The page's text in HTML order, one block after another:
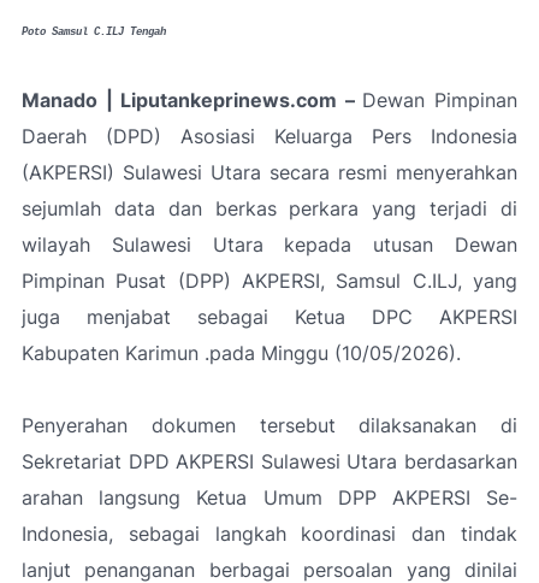
Poto Samsul C.ILJ Tengah
Manado | Liputankeprinews.com – Dewan Pimpinan
Daerah (DPD) Asosiasi Keluarga Pers Indonesia
(AKPERSI) Sulawesi Utara secara resmi menyerahkan
sejumlah data dan berkas perkara yang terjadi di
wilayah Sulawesi Utara kepada utusan Dewan
Pimpinan Pusat (DPP) AKPERSI, Samsul C.ILJ, yang
juga menjabat sebagai Ketua DPC AKPERSI
Kabupaten Karimun .pada Minggu (10/05/2026).
Penyerahan dokumen tersebut dilaksanakan di
Sekretariat DPD AKPERSI Sulawesi Utara berdasarkan
arahan langsung Ketua Umum DPP AKPERSI Se-
Indonesia, sebagai langkah koordinasi dan tindak
lanjut penanganan berbagai persoalan yang dinilai